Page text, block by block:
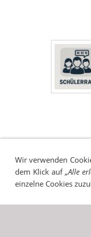
Wir verwenden
dem Klick auf„Alle
einzelne Cookies